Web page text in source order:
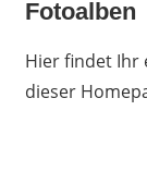
Fotoalben
Hier findet Ihr
dieser